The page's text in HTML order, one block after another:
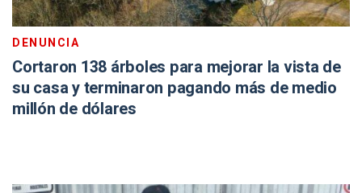
DENUNCIA
Cortaron 138 árboles para mejorar la vista de
su casa y terminaron pagando más de medio
millón de dólares